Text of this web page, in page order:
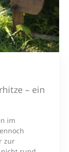
– ein
im
zur